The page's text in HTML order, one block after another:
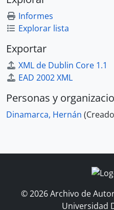
Informes
Explorar lista
Exportar
XML de Dublin Core 1.1
EAD 2002 XML
Personas y
Dinamarca, Hernán
© 2026 Archivo de
Universidad